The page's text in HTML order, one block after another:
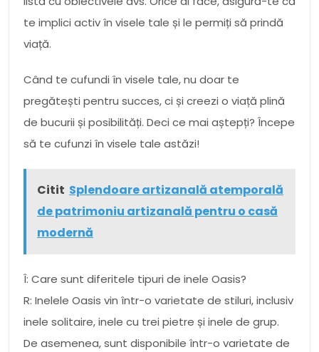
te implici activ în visele tale și le permiți să prindă
viață.
Când te cufundi în visele tale, nu doar te
pregătești pentru succes, ci și creezi o viață plină
de bucurii și posibilități. Deci ce mai aștepți? Începe
să te cufunzi în visele tale astăzi!
Citit Splendoare artizanală atemporală
de patrimoniu artizanală pentru o casă
modernă
Î: Care sunt diferitele tipuri de inele Oasis?
R: Inelele Oasis vin într-o varietate de stiluri, inclusiv
inele solitaire, inele cu trei pietre și inele de grup.
De asemenea, sunt disponibile într-o varietate de